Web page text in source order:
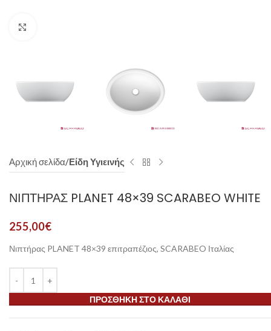
Αρχική σελίδα Είδη Υγιεινής
ΝΙΠΤΗΡΑΣ PLANET 48×39 SCARABEO WHITE
255,00€
Νιπτήρας PLANET 48×39 επιτραπέζιος, SCARABEO Ιταλίας
ΠΡΟΣΘΉΚΗ ΣΤΟ ΚΑΛΆΘΙ